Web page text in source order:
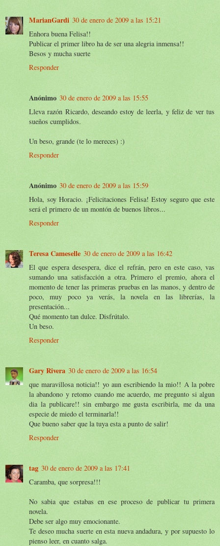
MarianGardi 30 de enero de 2009 a las 15:21
Enhora buena Felisa!!
Publicar el primer libro ha de ser una alegria inmensa!!
Besos y mucha suerte
Responder
Anónimo 30 de enero de 2009 a las 15:55
Lleva razón Ricardo, deseando estoy de leerla, y feliz de ver tus
sueños cumplidos.
Un beso, grande (te lo mereces) :)
Responder
Anónimo 30 de enero de 2009 a las 15:59
Hola, soy Horacio. ¡Felicitaciones Felisa! Estoy seguro que este
será el primero de un montón de buenos libros...
Responder
Teresa Cameselle 30 de enero de 2009 a las 16:42
El que espera desespera, dice el refrán, pero en este caso, vas
sumando una satisfacción a otra. Primero el premio, ahora el
momento de tener las primeras pruebas en las manos, y dentro de
poco, muy poco ya verás, la novela en las librerías, la
presentación...
Qué momento tan dulce. Disfrútalo.
Un beso.
Responder
Gary Rivera 30 de enero de 2009 a las 16:54
que maravillosa noticia!! yo aun escribiendo la mio!! A la pobre
la abandono y retomo cuando me acuerdo, me pregunto si algun
dia la publicare!! sin embargo me gusta escribirla, me da una
especie de miedo el terminarla!!
Que bueno saber que la tuya esta a punto de salir!
Responder
tag 30 de enero de 2009 a las 17:41
Caramba, que sorpresa!!!
No sabia que estabas en ese proceso de publicar tu primera
novela.
Debe ser algo muy emocionante.
Te deseo mucha suerte en esta nueva andadura, y por supuesto lo
pienso leer, en cuanto salga.